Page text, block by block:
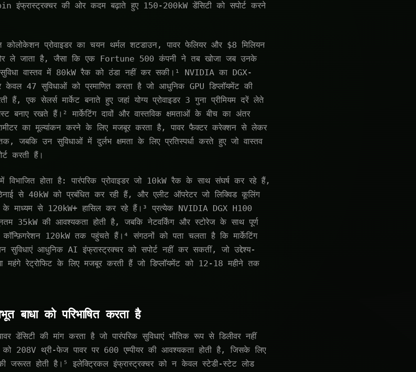
इंफ्रास्ट्रक्चर की ओर कदम बढ़ाते हुए 150-200kW डेंसिटी को सपोर्ट करने
प्रोवाइडर का चयन थर्मल शटडाउन, पावर फेलियर और $8 मिलियन
ले जाता है, जैसा कि एक Fortune 500 कंपनी ने तब खोजा जब उनके
वास्तव में 80kW रैक को ठंडा नहीं कर सकी।¹ NVIDIA का DGX-
केवल 47 सुविधाओं को प्रमाणित करता है जो आधुनिक GPU डिप्लॉयमेंट की
हैं, एक सेलर्स मार्केट बनाते हुए जहां योग्य प्रोवाइडर 3 गुना प्रीमियम दरें लेते
बनाए रखते हैं।² मार्केटिंग दावों और वास्तविक क्षमताओं के बीच का अंतर
का मूल्यांकन करने के लिए मजबूर करता है, पावर फैक्टर करेक्शन से लेकर
जबकि उन सुविधाओं में दुर्लभ क्षमता के लिए प्रतिस्पर्धा करते हुए जो वास्तव
करती हैं।
विभाजित होता है: पारंपरिक प्रोवाइडर जो 10kW रैक के साथ संघर्ष कर रहे हैं,
से 40kW को प्रबंधित कर रही हैं, और एलीट ऑपरेटर जो लिक्विड कूलिंग
के माध्यम से 120kW+ हासिल कर रहे हैं।³ प्रत्येक NVIDIA DGX H100
35kW की आवश्यकता होती है, जबकि नेटवर्किंग और स्टोरेज के साथ पूर्ण
120kW तक पहुंचते हैं।⁴ संगठनों को पता चलता है कि मार्केटिंग
सुविधाएं आधुनिक AI इंफ्रास्ट्रक्चर को सपोर्ट नहीं कर सकतीं, जो उद्देश्य-
महंगे रेट्रोफिट के लिए मजबूर करती हैं जो डिप्लॉयमेंट को 12-18 महीने तक
बाधा को परिभाषित करता है
डेंसिटी की मांग करता है जो पारंपरिक सुविधाएं भौतिक रूप से डिलीवर नहीं
208V थ्री-फेज पावर पर 600 एम्पीयर की आवश्यकता होती है, जिसके लिए
जरूरत होती है।⁵ इलेक्ट्रिकल इंफ्रास्ट्रक्चर को न केवल स्टेडी-स्टेट लोड